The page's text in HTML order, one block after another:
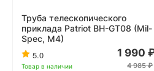
Труба телескопического
приклада Patriot BH-GT08 (Mil-
Spec, M4)
5.0
Товар в наличии
1 990
4 985